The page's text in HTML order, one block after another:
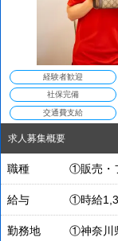
経験者歓迎
社保完備
交通費支給
求人募集概要
職種 ①販売・
給与 ①時給
勤務地
①神奈川